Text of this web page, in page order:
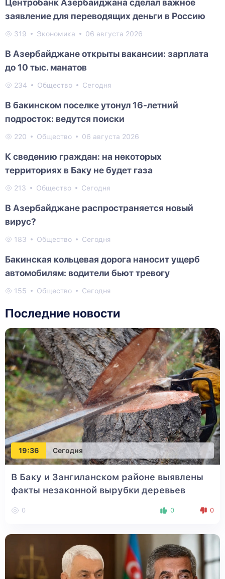
Центробанк Азербайджана сделал важное
заявление для переводящих деньги в Россию
319 Экономика 06 августа 2026
В Азербайджане открыты вакансии: зарплата
до 10 тыс. манатов
234 Общество Сегодня
В бакинском поселке утонул 16-летний
подросток: ведутся поиски
220 Общество 06 августа 2026
К сведению граждан: на некоторых
территориях в Баку не будет газа
213 Общество Сегодня
В Азербайджане распространяется новый
вирус?
183 Общество Сегодня
Бакинская кольцевая дорога наносит ущерб
автомобилям: водители бьют тревогу
155 Общество Сегодня
Последние новости
19:36 Сегодня
В Баку и Зангиланском районе выявлены
факты незаконной вырубки деревьев
0 0 0